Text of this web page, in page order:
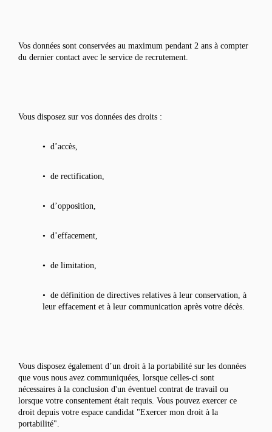
Vos données sont conservées au maximum pendant 2 ans à compter
du dernier contact avec le service de recrutement.
Vous disposez sur vos données des droits :
• d’accès,
• de rectification,
• d’opposition,
• d’effacement,
• de limitation,
• de définition de directives relatives à leur conservation, à
leur effacement et à leur communication après votre décès.
Vous disposez également d’un droit à la portabilité sur les données
que vous nous avez communiquées, lorsque celles-ci sont
nécessaires à la conclusion d'un éventuel contrat de travail ou
lorsque votre consentement était requis. Vous pouvez exercer ce
droit depuis votre espace candidat "Exercer mon droit à la
portabilité".